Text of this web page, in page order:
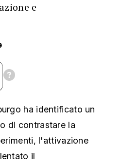
e
ha identificato un
di contrastare la
l'attivazione
il